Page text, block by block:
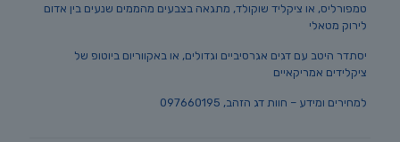
טמפורליס, או ציקליד שוקולד, מתגאה בצבעים מהממים שנעים בין אדום
לירוק מטאלי
יסתדר היטב עם דגים אגרסיביים וגדולים, או באקווריום ביוטופ של
ציקלידים אמריקאיים
למחירים ומידע – חוות דג הזהב, 097660195